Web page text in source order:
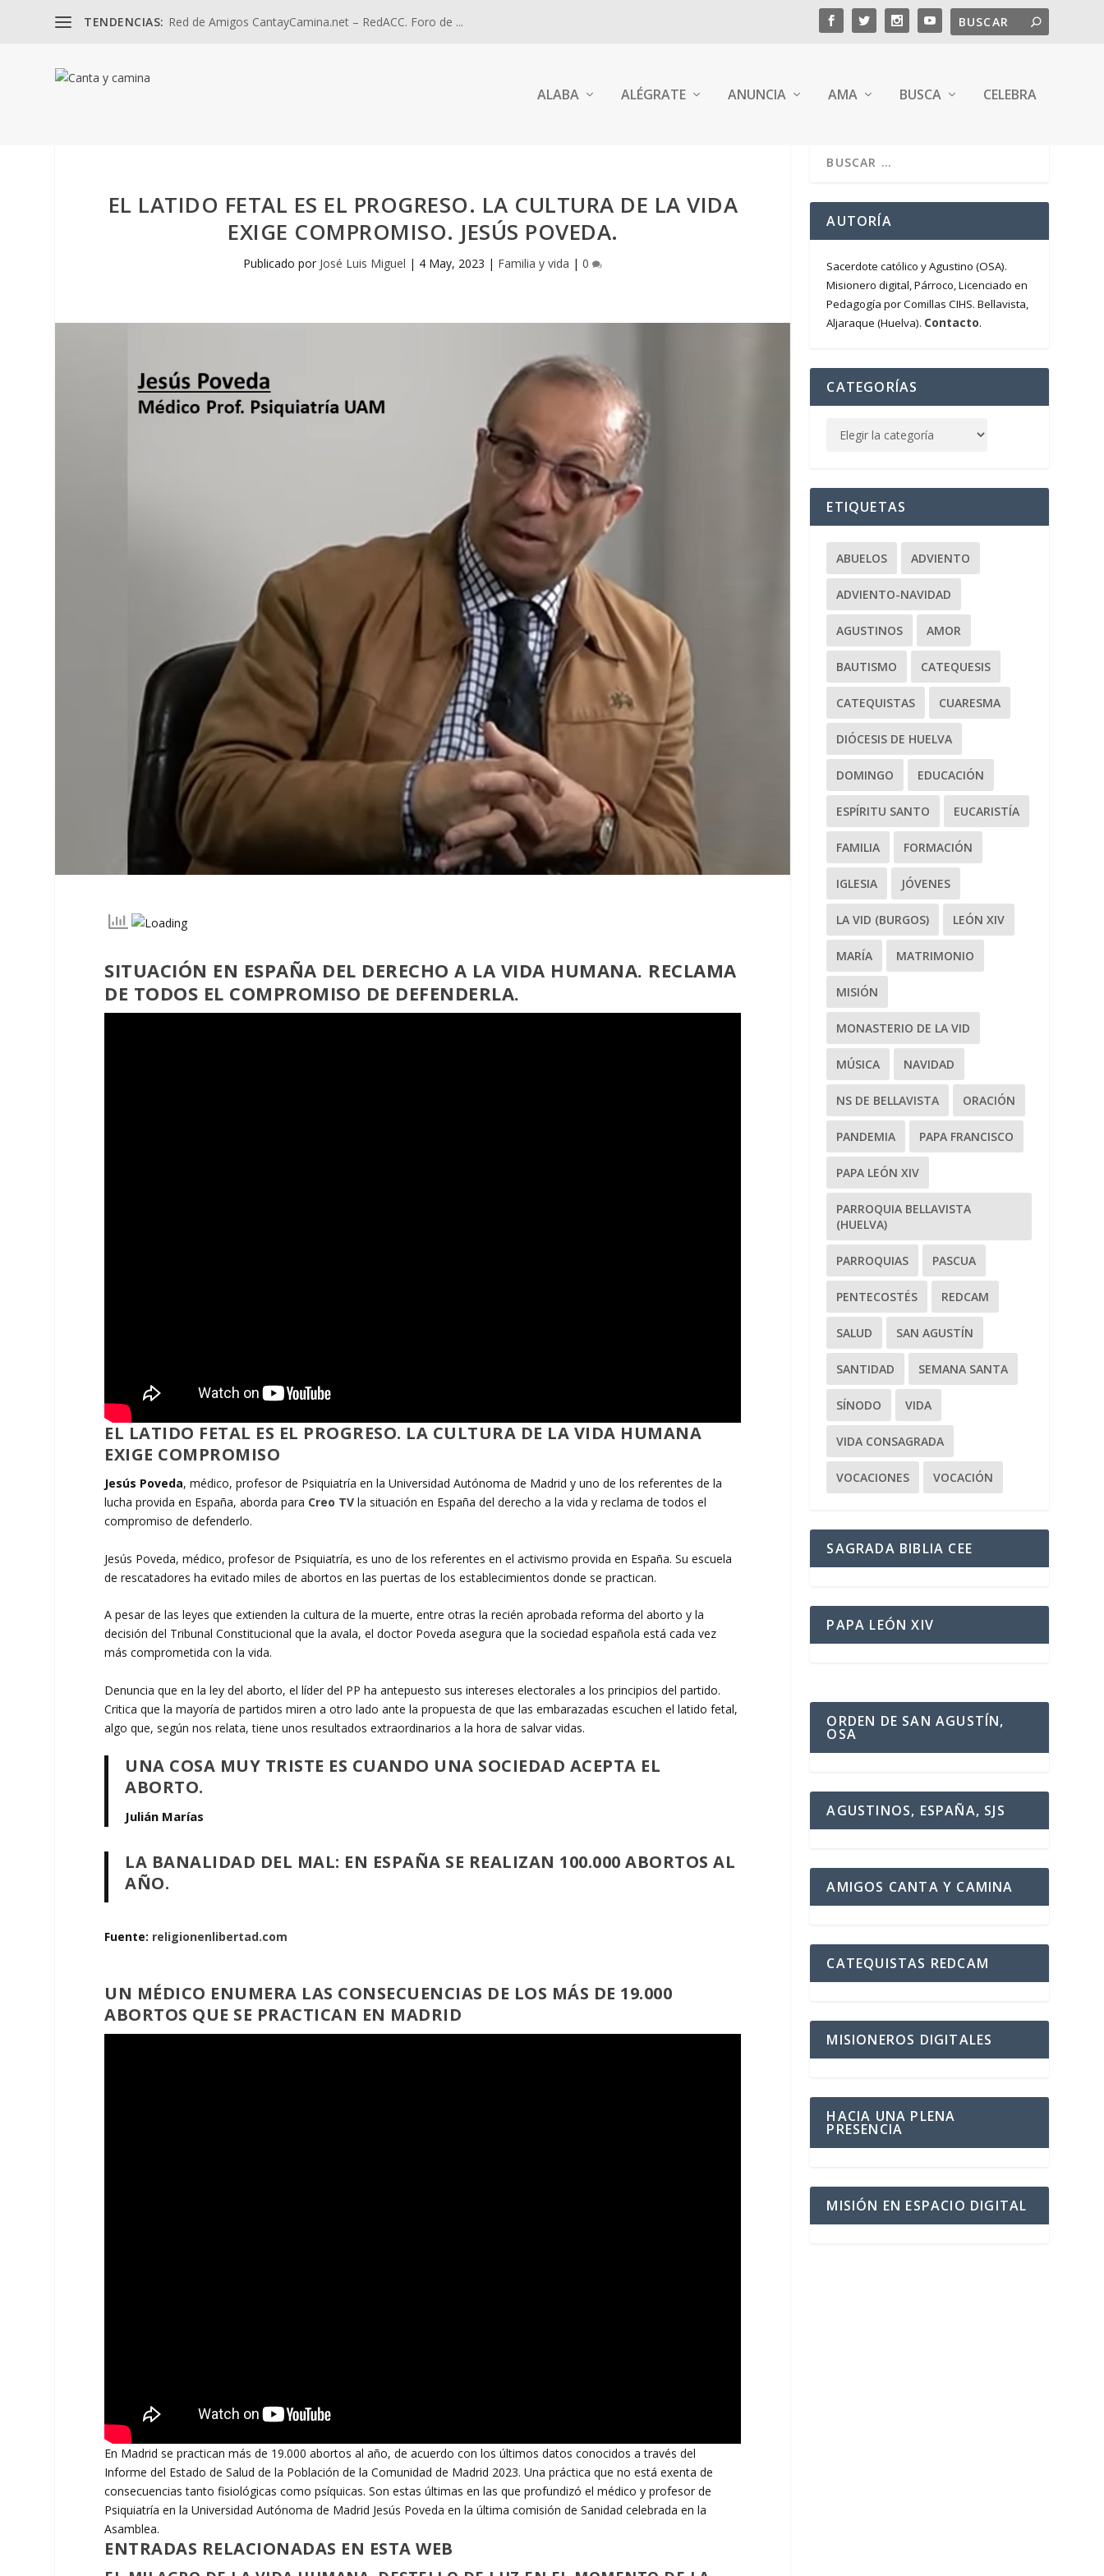
TENDENCIAS: Red de Amigos CantayCamina.net – RedACC. Foro de ...
ALABA ALÉGRATE ANUNCIA AMA BUSCA CELEBRA
EL LATIDO FETAL ES EL PROGRESO. LA CULTURA DE LA VIDA
EXIGE COMPROMISO. JESÚS POVEDA.
Publicado por José Luis Miguel | 4 May, 2023 | Familia y vida |0
SITUACIÓN EN ESPAÑA DEL DERECHO A LA VIDA HUMANA. RECLAMA
DE TODOS EL COMPROMISO DE DEFENDERLA.
EL LATIDO FETAL ES EL PROGRESO. LA CULTURA DE LA VIDA HUMANA
EXIGE COMPROMISO
Jesús Poveda, médico, profesor de Psiquiatría en la Universidad Autónoma de Madrid y uno de los referentes de la
lucha provida en España, aborda para Creo TV la situación en España del derecho a la vida y reclama de todos el
compromiso de defenderlo.
Jesús Poveda, médico, profesor de Psiquiatría, es uno de los referentes en el activismo provida en España. Su escuela
de rescatadores ha evitado miles de abortos en las puertas de los establecimientos donde se practican.
A pesar de las leyes que extienden la cultura de la muerte, entre otras la recién aprobada reforma del aborto y la
decisión del Tribunal Constitucional que la avala, el doctor Poveda asegura que la sociedad española está cada vez
más comprometida con la vida.
Denuncia que en la ley del aborto, el líder del PP ha antepuesto sus intereses electorales a los principios del partido.
Critica que la mayoría de partidos miren a otro lado ante la propuesta de que las embarazadas escuchen el latido fetal,
algo que, según nos relata, tiene unos resultados extraordinarios a la hora de salvar vidas.
UNA COSA MUY TRISTE ES CUANDO UNA SOCIEDAD ACEPTA EL
ABORTO.
Julián Marías
LA BANALIDAD DEL MAL: EN ESPAÑA SE REALIZAN 100.000 ABORTOS AL
AÑO.
Fuente: religionenlibertad.com
UN MÉDICO ENUMERA LAS CONSECUENCIAS DE LOS MÁS DE 19.000
ABORTOS QUE SE PRACTICAN EN MADRID
En Madrid se practican más de 19.000 abortos al año, de acuerdo con los últimos datos conocidos a través del
Informe del Estado de Salud de la Población de la Comunidad de Madrid 2023. Una práctica que no está exenta de
consecuencias tanto fisiológicas como psíquicas. Son estas últimas en las que profundizó el médico y profesor de
Psiquiatría en la Universidad Autónoma de Madrid Jesús Poveda en la última comisión de Sanidad celebrada en la
Asamblea.
ENTRADAS RELACIONADAS EN ESTA WEB
AUTORÍA
Sacerdote católico y Agustino (OSA).
Misionero digital, Párroco, Licenciado en
Pedagogía por Comillas CIHS. Bellavista,
Aljaraque (Huelva). Contacto.
CATEGORÍAS
ETIQUETAS
ABUELOS ADVIENTO
ADVIENTO-NAVIDAD
AGUSTINOS AMOR
BAUTISMO CATEQUESIS
CATEQUISTAS CUARESMA
DIÓCESIS DE HUELVA
DOMINGO EDUCACIÓN
ESPÍRITU SANTO EUCARISTÍA
FAMILIA FORMACIÓN
IGLESIA JÓVENES
LA VID (BURGOS) LEÓN XIV
MARÍA MATRIMONIO
MISIÓN
MONASTERIO DE LA VID
MÚSICA NAVIDAD
NS DE BELLAVISTA ORACIÓN
PANDEMIA PAPA FRANCISCO
PAPA LEÓN XIV
PARROQUIA BELLAVISTA
(HUELVA)
PARROQUIAS PASCUA
PENTECOSTÉS REDCAM
SALUD SAN AGUSTÍN
SANTIDAD SEMANA SANTA
SÍNODO VIDA
VIDA CONSAGRADA
VOCACIONES VOCACIÓN
SAGRADA BIBLIA CEE
PAPA LEÓN XIV
ORDEN DE SAN AGUSTÍN,
OSA
AGUSTINOS, ESPAÑA, SJS
AMIGOS CANTA Y CAMINA
CATEQUISTAS REDCAM
MISIONEROS DIGITALES
HACIA UNA PLENA
PRESENCIA
MISIÓN EN ESPACIO DIGITAL